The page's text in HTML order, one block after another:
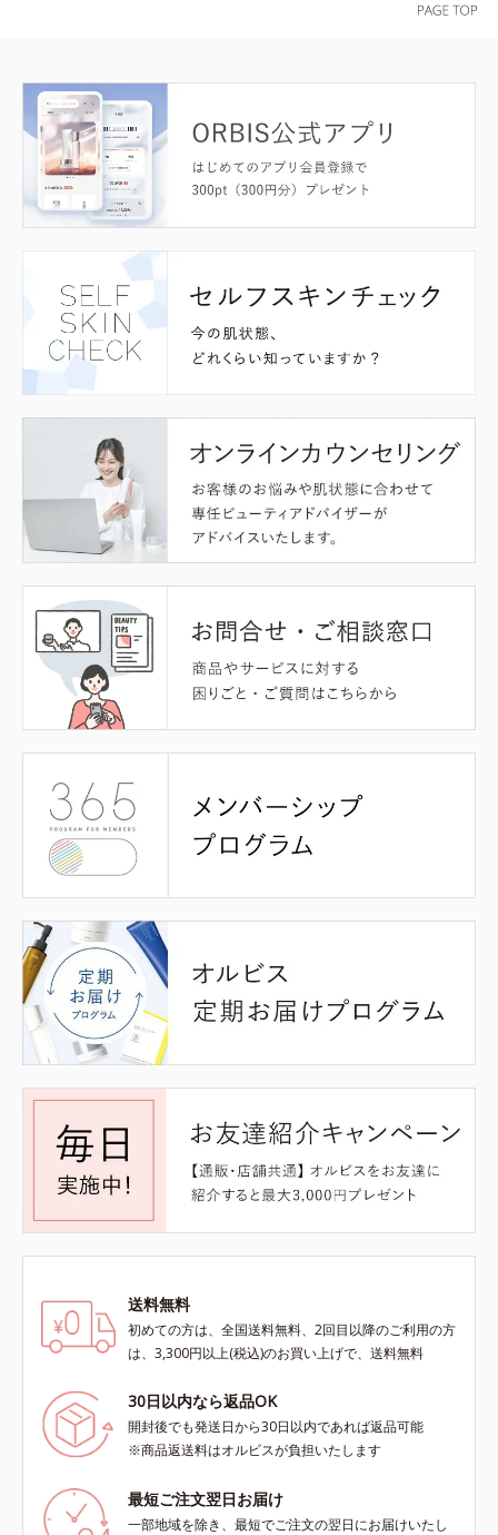
送料無料
初めての方は、全国送料無料、2回目以降のご利用の方
は、3,300円以上(税込)のお買い上げで、送料無料
30日以内なら返品OK
開封後でも発送日から30日以内であれば返品可能
※商品返送料はオルビスが負担いたします
最短ご注文翌日お届け
一部地域を除き、最短でご注文の翌日にお届けいたし